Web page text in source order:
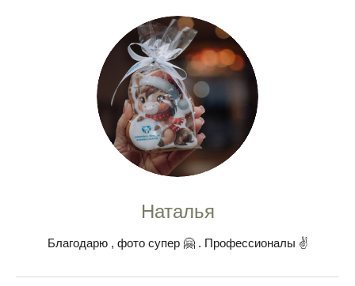
Наталья
Благодарю , фото супер 🤗 . Профессионалы ✌️